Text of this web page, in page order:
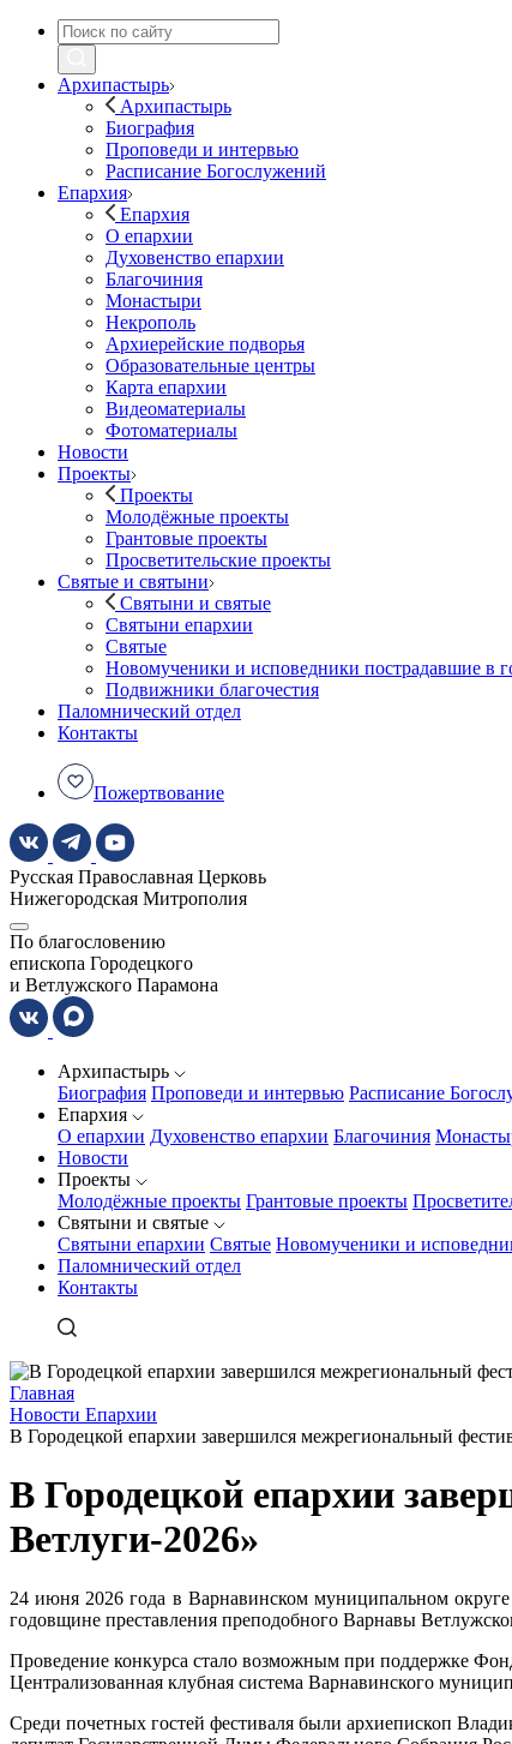
Архипастырь
Архипастырь
Биография
Проповеди и интервью
Расписание Богослужений
Епархия
Епархия
О епархии
Духовенство епархии
Благочиния
Монастыри
Некрополь
Архиерейские подворья
Образовательные центры
Карта епархии
Видеоматериалы
Фотоматериалы
Новости
Проекты
Проекты
Молодёжные проекты
Грантовые проекты
Просветительские проекты
Святые и святыни
Святыни и святые
Святыни епархии
Святые
Новомученики и исповедники пострадавшие в
Подвижники благочестия
Паломнический отдел
Контакты
Пожертвование
Русская Православная Церковь
Нижегородская Митрополия
По благословению
епископа Городецкого
и Ветлужского Парамона
Архипастырь
Биография Проповеди и интервью Расписание
Епархия
О епархии Духовенство епархии Благочиния
Новости
Проекты
Молодёжные проекты Грантовые проекты
Святыни и святые
Святыни епархии Святые Новомученики и
Паломнический отдел
Контакты
Главная
Новости Епархии
В Городецкой епархии завершился межрегиональный
В Городецкой епархии
Ветлуги‑2026»
24 июня 2026 года в Варнавинском муниципальном округе
годовщине преставления преподобного Варнавы
Проведение конкурса стало возможным при поддержке
Централизованная клубная система Варнавинского
Среди почетных гостей фестиваля были архиепископ